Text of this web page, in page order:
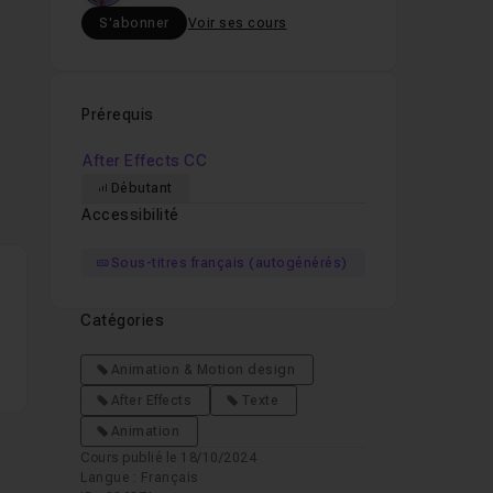
S'abonner Voir ses cours
Prérequis
After Effects CC
Débutant
Accessibilité
Sous-titres français (autogénérés)
Catégories
Animation & Motion design
After Effects
Texte
Animation
Cours publié le 18/10/2024
Langue : Français